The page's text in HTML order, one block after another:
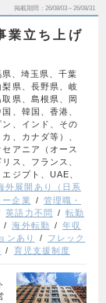
掲載期間 26/08/03～26/08/31
業立ち上げ
、埼玉県、千葉
県、長野県、岐
県、島根県、岡
、韓国、香港、
、インド、その
、カナダ等）、
アニア（オース
ス、フランス、
ジプト、UAE、
外展開あり（日系
ー企業
管理職・
英語力不問
転勤
海外転勤
年収
ンあり
フレック
育児支援制度